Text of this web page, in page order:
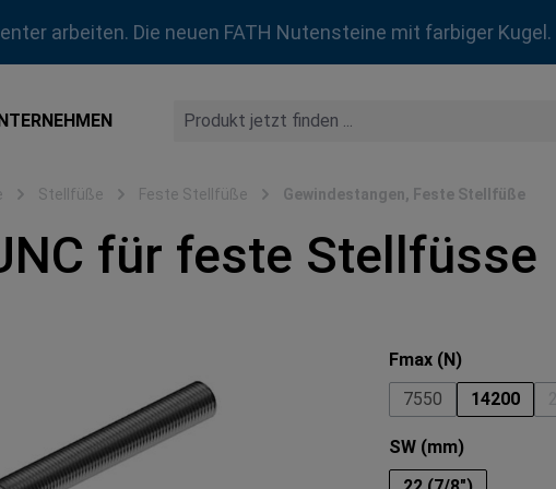
arbeiten. Die neuen FATH Nutensteine mit farbiger Kugel.
Stellfüße Feste Stellfüße Gewindestangen, Feste Stellfüße
für feste Stellfüsse
Fmax (N)auswählen
7550
14200
SW (mm)auswählen